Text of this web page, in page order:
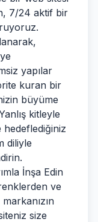
7/24 aktif bir
yapılar
kuran bir
büyüme
kitleyle
diliyle
İnşa Edin
ve
size